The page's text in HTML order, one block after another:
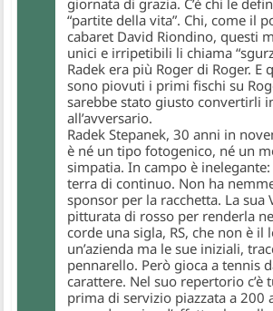
giornata di grazia. C’è chi le
“partite della vita”. Chi, come il
cabaret David Riondino, questi
unici e irripetibili li chiama
Radek era più Roger di Roger. E
sono piovuti i primi fischi su
sarebbe stato giusto convertirli
all’avversario.
Radek Stepanek, 30 anni in
è né un tipo fotogenico, né un
simpatia. In campo è
terra di continuo. Non ha
sponsor per la racchetta. La sua
pitturata di rosso per renderla
corde una sigla, RS, che non è il
un’azienda ma le sue iniziali,
pennarello. Però gioca a tennis
carattere. Nel suo repertorio c’è
prima di servizio piazzata a 200